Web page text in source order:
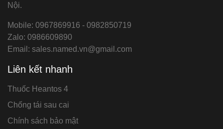
Nội.
Mobile: 0967869916 - 0982850719
Zalo: 0986609890
Email: sales.named.vn@gmail.com
Liên kết nhanh
Thuốc Heantos 4
Chống tái sau cai
Chính sách bảo mật